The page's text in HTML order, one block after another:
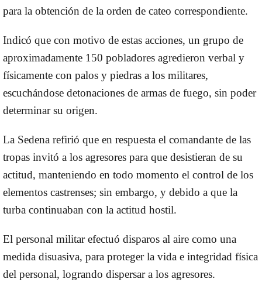
para la obtención de la orden de cateo correspondiente.
Indicó que con motivo de estas acciones, un grupo de
aproximadamente 150 pobladores agredieron verbal y
físicamente con palos y piedras a los militares,
escuchándose detonaciones de armas de fuego, sin poder
determinar su origen.
La Sedena refirió que en respuesta el comandante de las
tropas invitó a los agresores para que desistieran de su
actitud, manteniendo en todo momento el control de los
elementos castrenses; sin embargo, y debido a que la
turba continuaban con la actitud hostil.
El personal militar efectuó disparos al aire como una
medida disuasiva, para proteger la vida e integridad física
del personal, logrando dispersar a los agresores.